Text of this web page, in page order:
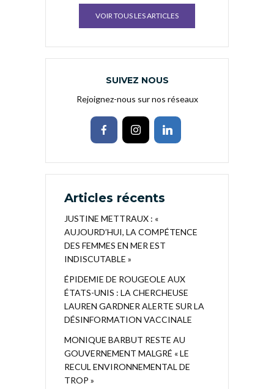
VOIR TOUS LES ARTICLES
SUIVEZ NOUS
Rejoignez-nous sur nos réseaux
Articles récents
JUSTINE METTRAUX : «
AUJOURD’HUI, LA COMPÉTENCE
DES FEMMES EN MER EST
INDISCUTABLE »
ÉPIDEMIE DE ROUGEOLE AUX
ÉTATS-UNIS : LA CHERCHEUSE
LAUREN GARDNER ALERTE SUR LA
DÉSINFORMATION VACCINALE
MONIQUE BARBUT RESTE AU
GOUVERNEMENT MALGRÉ « LE
RECUL ENVIRONNEMENTAL DE
TROP »